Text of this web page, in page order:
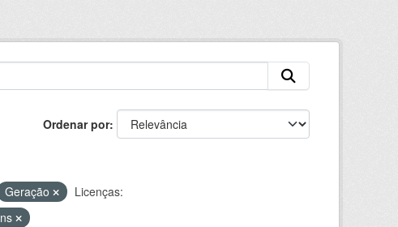
Ordenar por
Geração
Licenças: